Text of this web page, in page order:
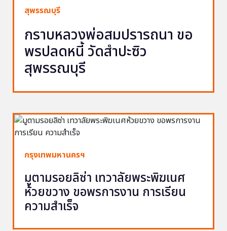
สุพรรณบุรี
กราบหลวงพ่อสมปรารถนา ขอ
พรปลดหนี้ วัดสำปะซิว
สุพรรณบุรี
กรุงเทพมหานครฯ
มูตามรอยลิซ่า เทวาลัยพระพิฆเนศ
ห้วยขวาง ขอพรการงาน การเรียน
ความสำเร็จ